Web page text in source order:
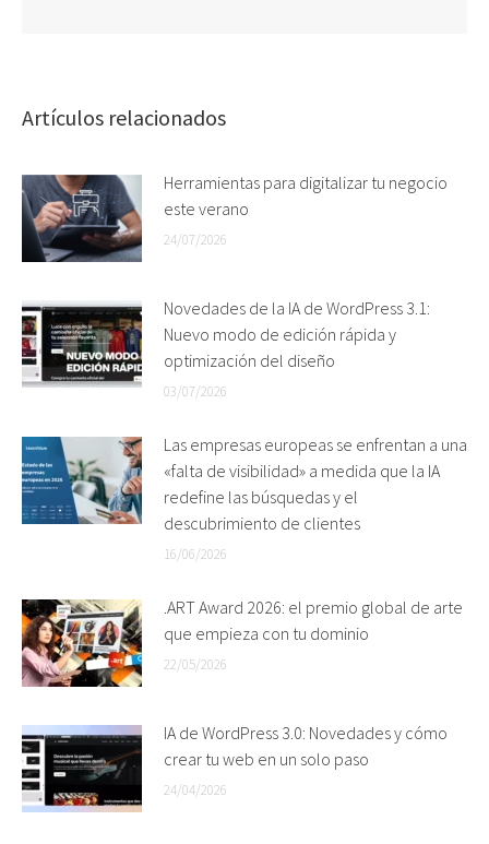
Artículos relacionados
Herramientas para digitalizar tu negocio
este verano
24/07/2026
Novedades de la IA de WordPress 3.1:
Nuevo modo de edición rápida y
optimización del diseño
03/07/2026
Las empresas europeas se enfrentan a una
«falta de visibilidad» a medida que la IA
redefine las búsquedas y el
descubrimiento de clientes
16/06/2026
.ART Award 2026: el premio global de arte
que empieza con tu dominio
22/05/2026
IA de WordPress 3.0: Novedades y cómo
crear tu web en un solo paso
24/04/2026